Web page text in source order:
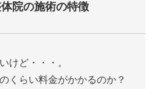
院の施術の特徴
けど・・・。
くらい料金がかかるのか？